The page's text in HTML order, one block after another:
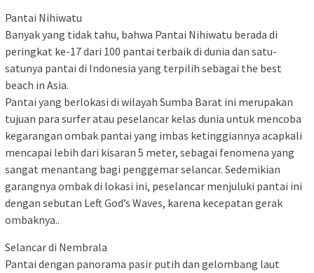
Pantai Nihiwatu
Banyak yang tidak tahu, bahwa Pantai Nihiwatu berada di
peringkat ke-17 dari 100 pantai terbaik di dunia dan satu-
satunya pantai di Indonesia yang terpilih sebagai the best
beach in Asia.
Pantai yang berlokasi di wilayah Sumba Barat ini merupakan
tujuan para surfer atau peselancar kelas dunia untuk mencoba
kegarangan ombak pantai yang imbas ketinggiannya acapkali
mencapai lebih dari kisaran 5 meter, sebagai fenomena yang
sangat menantang bagi penggemar selancar. Sedemikian
garangnya ombak di lokasi ini, peselancar menjuluki pantai ini
dengan sebutan Left God’s Waves, karena kecepatan gerak
ombaknya..
Selancar di Nembrala
Pantai dengan panorama pasir putih dan gelombang laut